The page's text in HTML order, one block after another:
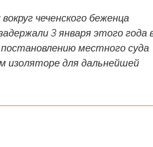
чеченского беженца
3 января этого года
местного суда
изоляторе для дальнейшей